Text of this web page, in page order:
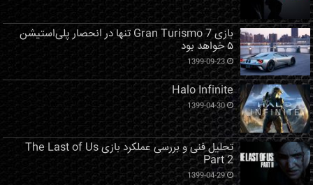
بازی Gran Turismo 7 تنها در انحصار پلی‌استیشن
۵ خواهد بود
1399-09-23
Halo Infinite
1399-04-30
تحلیل فنی و بررسی عملکرد بازی The Last of Us
Part 2
1399-04-29